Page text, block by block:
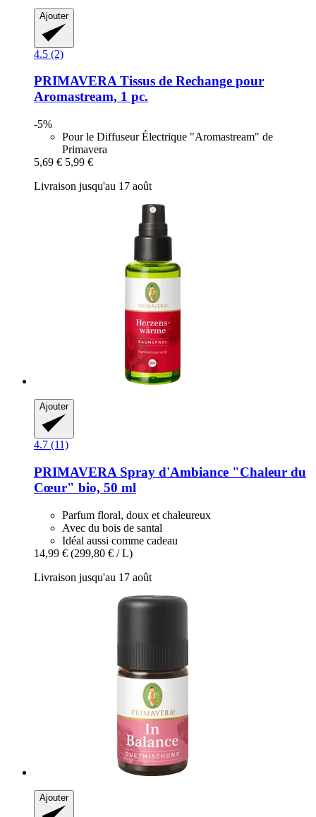
Ajouter
4.5 (2)
PRIMAVERATissus de Rechange pour
Aromastream, 1 pc.
-5%
Pour le Diffuseur Électrique "Aromastream" de
Primavera
5,69 € 5,99 €
Livraison jusqu'au 17 août
Ajouter
4.7 (11)
PRIMAVERA Spray d'Ambiance "Chaleur du
Cœur" bio, 50 ml
Parfum floral, doux et chaleureux
Avec du bois de santal
Idéal aussi comme cadeau
14,99 € (299,80 € / L)
Livraison jusqu'au 17 août
Ajouter